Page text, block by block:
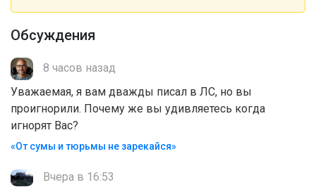
Обсуждения
8 часов назад
Уважаемая, я вам дважды писал в ЛС, но вы
проигнорили. Почему же вы удивляетесь когда
игнорят Вас?
«От сумы и тюрьмы не зарекайся»
Вчера в 16:53